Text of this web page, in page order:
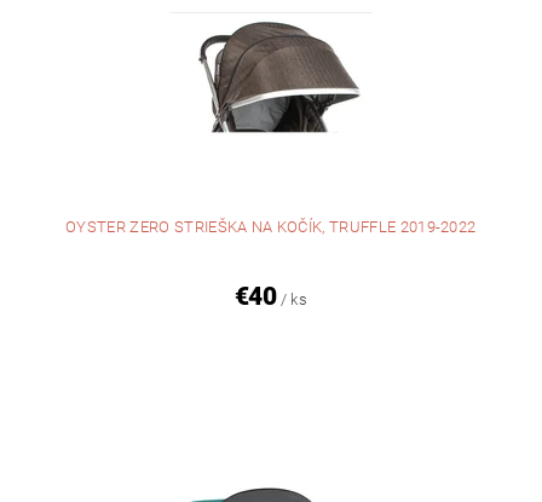
OYSTER ZERO STRIEŠKA NA KOČÍK, TRUFFLE 2019-2022
€40 / ks